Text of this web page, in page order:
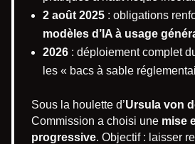
2 août 2025 : obligations
modèles d’IA à usage
2026 : déploiement complet
les « bacs à sable
Sous la houlette d’Ursula von
Commission a choisi une mise
progressive. Objectif : laisser